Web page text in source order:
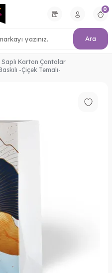
Ara
0
Karton Çantalar
-Çiçek Temalı-